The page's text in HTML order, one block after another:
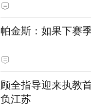
帕金斯：如果下赛
顾全指导迎来执教
负江苏